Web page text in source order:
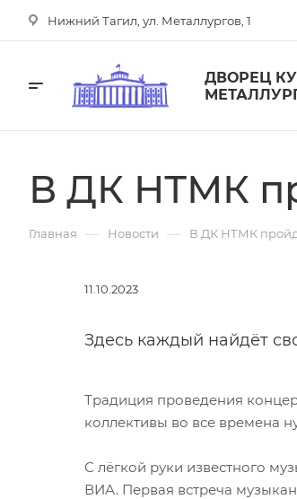
Нижний Тагил, ул. Металлургов, 1
ДВОРЕЦ
В ДК НТМК
Главная — Новости — В ДК НТМК
11.10.2023
Здесь каждый найдёт
Традиция проведения
коллективы во все времена
С лёгкой руки известного
ВИА. Первая встреча